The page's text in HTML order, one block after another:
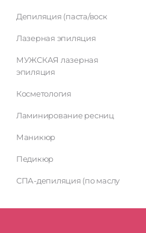
Депиляция (паста/воск
Лазерная эпиляция
МУЖСКАЯ лазерная
эпиляция
Косметология
Ламинирование ресниц
Маникюр
Педикюр
СПА-депиляция (по маслу